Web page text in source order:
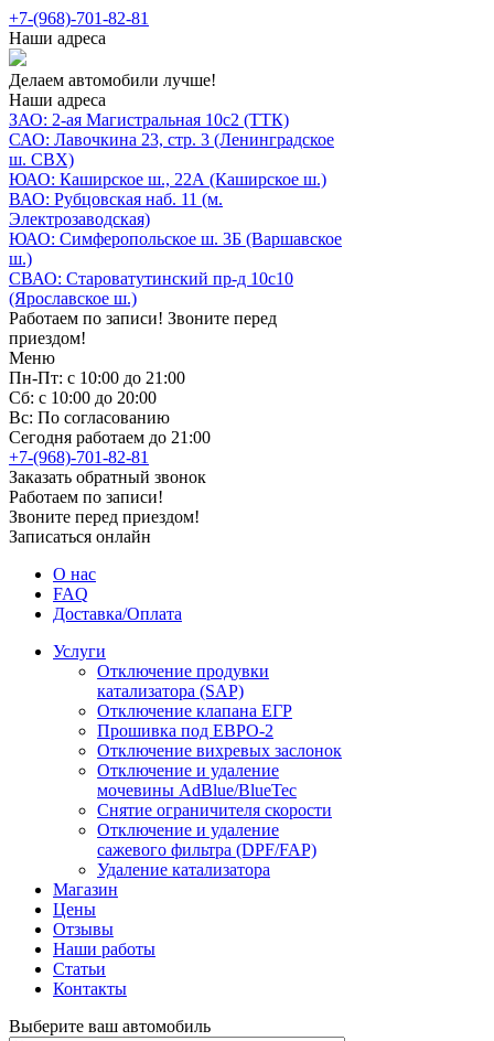
+7-(968)-701-82-81
Наши адреса
Делаем автомобили лучше!
Наши адреса
ЗАО: 2-ая Магистральная 10с2 (ТТК)
САО: Лавочкина 23, стр. 3 (Ленинградское
ш. СВХ)
ЮАО: Каширское ш., 22А (Каширское ш.)
ВАО: Рубцовская наб. 11 (м.
Электрозаводская)
ЮАО: Симферопольское ш. 3Б (Варшавское
ш.)
СВАО: Староватутинский пр-д 10с10
(Ярославское ш.)
Работаем по записи! Звоните перед
приездом!
Меню
Пн-Пт: с 10:00 до 21:00
Сб: с 10:00 до 20:00
Вс: По согласованию
Сегодня работаем до 21:00
+7-(968)-701-82-81
Заказать обратный звонок
Работаем по записи!
Звоните перед приездом!
Записаться онлайн
О нас
FAQ
Доставка/Оплата
Услуги
Отключение продувки
катализатора (SAP)
Отключение клапана ЕГР
Прошивка под ЕВРО-2
Отключение вихревых заслонок
Отключение и удаление
мочевины AdBlue/BlueTec
Снятие ограничителя скорости
Отключение и удаление
сажевого фильтра (DPF/FAP)
Удаление катализатора
Магазин
Цены
Отзывы
Наши работы
Статьи
Контакты
Выберите ваш автомобиль